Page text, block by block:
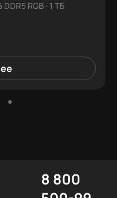
RGB · 1 ТБ
8 800